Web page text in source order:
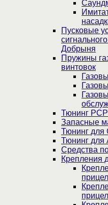
Пусковые
Добрыня
Пружины
винтовок
Тюнинг
Запасные
Тюнинг для
Тюнинг для
Средства
Крепления